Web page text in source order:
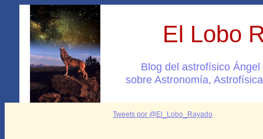
El Lobo
Blog del astrofísico
sobre Astronomía,
Tweets por @El_Lobo_Rayado